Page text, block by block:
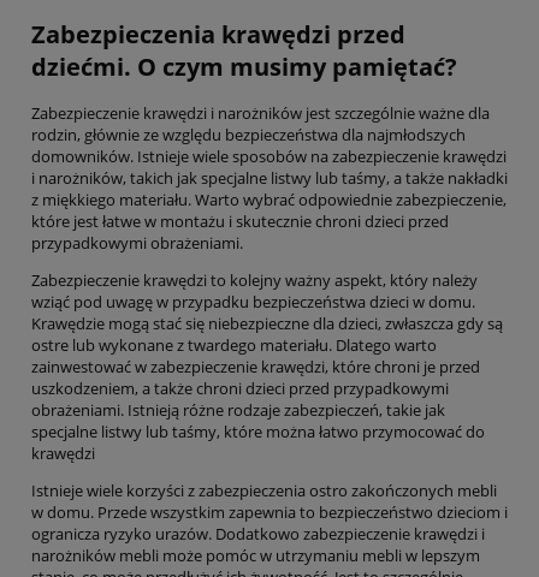
Zabezpieczenia krawędzi przed
dziećmi. O czym musimy pamiętać?
Zabezpieczenie krawędzi i narożników jest szczególnie ważne dla
rodzin, głównie ze względu bezpieczeństwa dla najmłodszych
domowników. Istnieje wiele sposobów na zabezpieczenie krawędzi
i narożników, takich jak specjalne listwy lub taśmy, a także nakładki
z miękkiego materiału. Warto wybrać odpowiednie zabezpieczenie,
które jest łatwe w montażu i skutecznie chroni dzieci przed
przypadkowymi obrażeniami.
Zabezpieczenie krawędzi to kolejny ważny aspekt, który należy
wziąć pod uwagę w przypadku bezpieczeństwa dzieci w domu.
Krawędzie mogą stać się niebezpieczne dla dzieci, zwłaszcza gdy są
ostre lub wykonane z twardego materiału. Dlatego warto
zainwestować w zabezpieczenie krawędzi, które chroni je przed
uszkodzeniem, a także chroni dzieci przed przypadkowymi
obrażeniami. Istnieją różne rodzaje zabezpieczeń, takie jak
specjalne listwy lub taśmy, które można łatwo przymocować do
krawędzi
Istnieje wiele korzyści z zabezpieczenia ostro zakończonych mebli
w domu. Przede wszystkim zapewnia to bezpieczeństwo dzieciom i
ogranicza ryzyko urazów. Dodatkowo zabezpieczenie krawędzi i
narożników mebli może pomóc w utrzymaniu mebli w lepszym